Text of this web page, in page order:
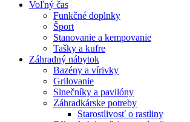
Voľný čas
Funkčné doplnky
Šport
Stanovanie a kempovanie
Tašky a kufre
Záhradný nábytok
Bazény a vírivky
Grilovanie
Slnečníky a pavilóny
Záhradkárske potreby
Starostlivosť o rastliny